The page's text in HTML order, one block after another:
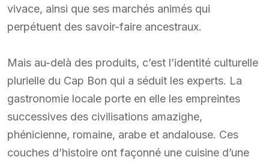
vivace, ainsi que ses marchés animés qui
perpétuent des savoir-faire ancestraux.
Mais au-delà des produits, c’est l’identité culturelle
plurielle du Cap Bon qui a séduit les experts. La
gastronomie locale porte en elle les empreintes
successives des civilisations amazighe,
phénicienne, romaine, arabe et andalouse. Ces
couches d’histoire ont façonné une cuisine d’une